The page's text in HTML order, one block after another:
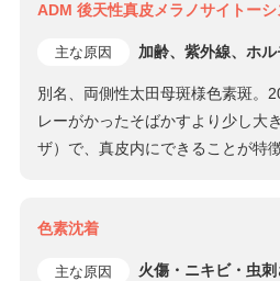
ADM 後天性真皮メラノサイトーシ
主な原因 加齢、紫外線、ホ
別名、両側性太田母斑様色素斑。
レーがかったそばかすより少し大
ザ）で、真皮内にできることが特徴
色素沈着
主な原因
火傷・ニキビ・虫